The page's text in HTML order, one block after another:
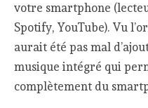
votre smartphone
Spotify, YouTube). Vu
aurait été pas mal
musique intégré qui
complètement du